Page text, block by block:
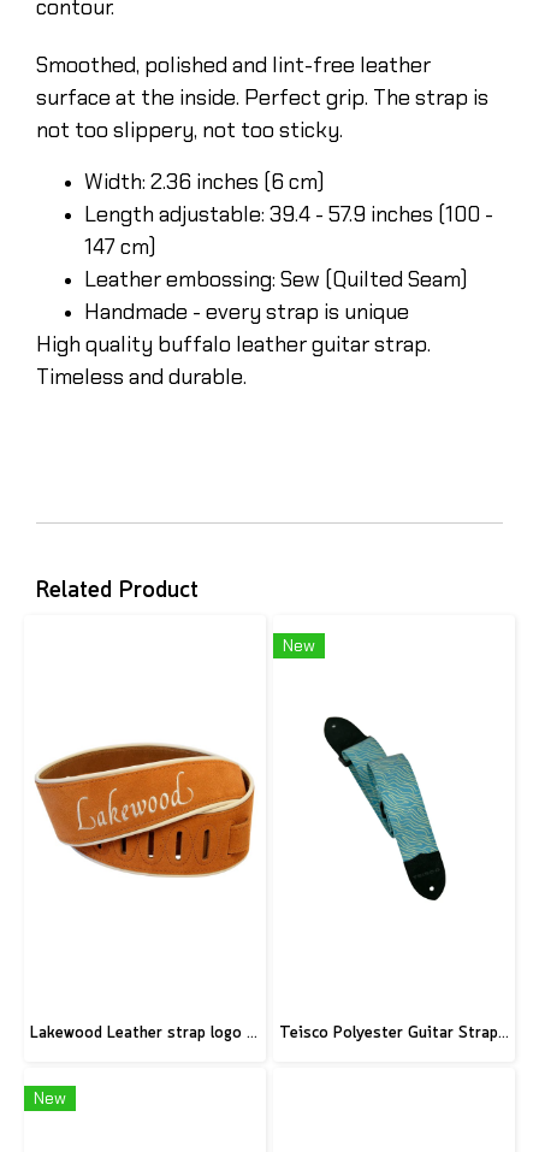
contour.
Smoothed, polished and lint-free leather
surface at the inside. Perfect grip. The strap is
not too slippery, not too sticky.
Width: 2.36 inches (6 cm)
Length adjustable: 39.4 - 57.9 inches (100 -
147 cm)
Leather embossing: Sew (Quilted Seam)
Handmade - every strap is unique
High quality buffalo leather guitar strap.
Timeless and durable.
Related Product
Lakewood Leather strap logo brown
New
Teisco Polyester Guitar Strap, Blue
New